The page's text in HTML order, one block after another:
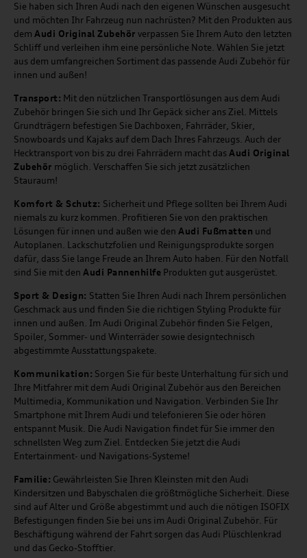
Sie haben sich Ihren Audi nach den eigenen Wünschen ausgesucht
und möchten Ihr Fahrzeug nun nachrüsten? Mit den Produkten aus
dem Audi Original Zubehör verpassen Sie Ihrem Auto den letzten
Schliff und verleihen ihm eine persönliche Note. Wählen Sie jetzt
aus dem umfangreichen Sortiment das passende Audi Zubehör für
innen und außen!
Transport: Mit den nützlichen Transportlösungen aus dem Audi
Zubehör bringen Sie sich und Ihr Gepäck sicher ans Ziel. Mittels
Grundträgern befestigen Sie Dachboxen, Fahrräder, Skier,
Snowboards und Kajaks auf dem Dach Ihres Fahrzeugs. Auch der
Hecktransport von bis zu drei Fahrrädern macht dasAudi Original
Zubehör möglich. Verschaffen Sie sich jetzt zusätzlichen
Stauraum!
Komfort & Schutz: Sicherheit und Pflege sollten bei Ihrem Audi
niemals zu kurz kommen. Profitieren Sie von den praktischen
Lösungen für innen und außen wie den Audi Fußmatten und
Autoplanen. Lackschutzfolien und Reinigungsprodukte sorgen
dafür, dass Sie lange Freude an Ihrem Auto haben. Für den Notfall
sind Sie mit den Audi Pannenhilfe Produkten gut ausgerüstet.
Sport & Design: Statten Sie Ihren Audi nach Ihrem persönlichen
Geschmack aus und finden Sie die richtigen Styling Produkte für
innen und außen. Im Audi Original Zubehör finden Sie Felgen,
Spoiler, Sommer- und Winterräder sowie designtechnisch
abgestimmte Ausstattungspakete.
Kommunikation: Sorgen Sie für beste Unterhaltung für sich und
Ihre Mitfahrer mit dem Audi Original Zubehör aus den Bereichen
Multimedia, Kommunikation und Navigation. Verbinden Sie Ihr
Smartphone mit Ihrem Audi und telefonieren Sie oder hören
entspannt Musik. Die Audi Navigation findet für Sie immer den
schnellsten Weg zum Ziel. Entdecken Sie jetzt die Audi
Entertainment- und Navigations-Systeme!
Familie: Gewährleisten Sie Ihren Kleinsten mit den Audi
Kindersitzen und Babyschalen die größtmögliche Sicherheit. Diese
sind auf Alter und Größe abgestimmt und auch die nötigen ISOFIX
Befestigungen finden Sie bei uns im Audi Original Zubehör. Für
Beschäftigung während der Fahrt sorgen das Audi Plüschlenkrad
und das Gecko-Stofftier.